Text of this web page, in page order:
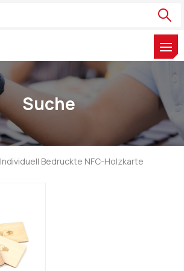
Suche
Individuell Bedruckte NFC-Holzkarte